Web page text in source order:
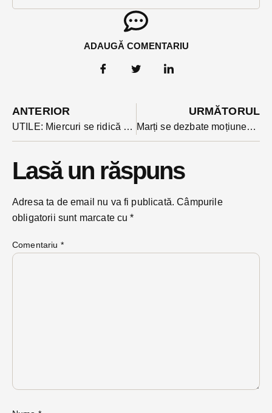
ADAUGĂ COMENTARIU
ANTERIOR
UTILE: Miercuri se ridică pubela cu plastic și deseuri metalice
URMĂTORUL
Marți se dezbate moțiunea împotriva ministrului Daea: ”Nea Petrică trebuie demis și niciodată repus în funcție” cer inițiatorii
Lasă un răspuns
Adresa ta de email nu va fi publicată. Câmpurile
obligatorii sunt marcate cu*
Comentariu *